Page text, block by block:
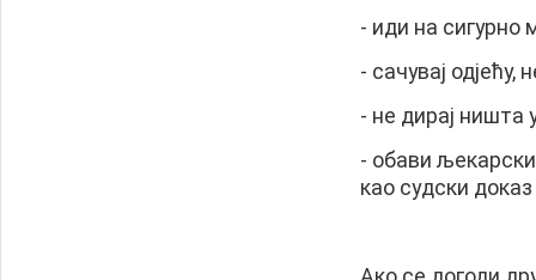
- иди на сигурно
- сачувај одјећу,
- не дирај ништа
- обави
као судски доказ